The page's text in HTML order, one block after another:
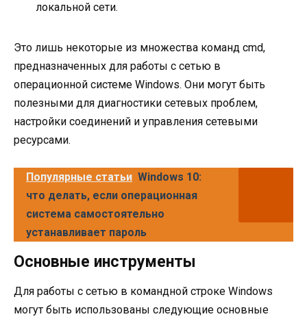
локальной сети.
Это лишь некоторые из множества команд cmd,
предназначенных для работы с сетью в
операционной системе Windows. Они могут быть
полезными для диагностики сетевых проблем,
настройки соединений и управления сетевыми
ресурсами.
Популярные статьи Windows 10:
что делать, если операционная
система самостоятельно
устанавливает пароль
Основные инструменты
Для работы с сетью в командной строке Windows
могут быть использованы следующие основные